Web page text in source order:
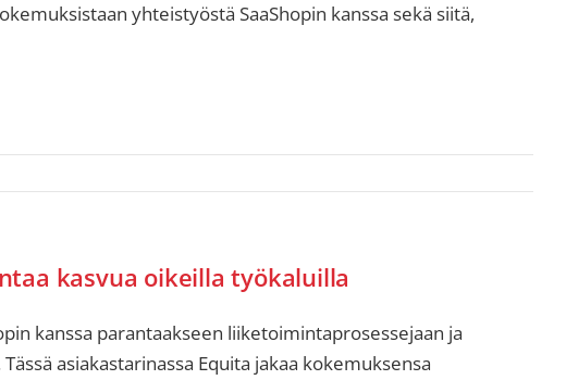
yhteistyöstä SaaShopin kanssa sekä siitä,
kasvua oikeilla työkaluilla
kanssa parantaakseen liiketoimintaprosessejaan ja
asiakastarinassa Equita jakaa kokemuksensa